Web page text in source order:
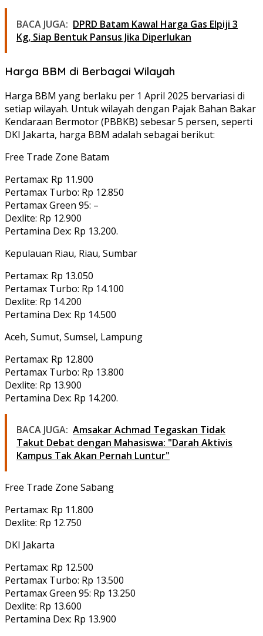
BACA JUGA: DPRD Batam Kawal Harga Gas Elpiji 3
Kg, Siap Bentuk Pansus Jika Diperlukan
Harga BBM di Berbagai Wilayah
Harga BBM yang berlaku per 1 April 2025 bervariasi di
setiap wilayah. Untuk wilayah dengan Pajak Bahan Bakar
Kendaraan Bermotor (PBBKB) sebesar 5 persen, seperti
DKI Jakarta, harga BBM adalah sebagai berikut:
Free Trade Zone Batam
Pertamax: Rp 11.900
Pertamax Turbo: Rp 12.850
Pertamax Green 95: –
Dexlite: Rp 12.900
Pertamina Dex: Rp 13.200.
Kepulauan Riau, Riau, Sumbar
Pertamax: Rp 13.050
Pertamax Turbo: Rp 14.100
Dexlite: Rp 14.200
Pertamina Dex: Rp 14.500
Aceh, Sumut, Sumsel, Lampung
Pertamax: Rp 12.800
Pertamax Turbo: Rp 13.800
Dexlite: Rp 13.900
Pertamina Dex: Rp 14.200.
BACA JUGA: Amsakar Achmad Tegaskan Tidak
Takut Debat dengan Mahasiswa: "Darah Aktivis
Kampus Tak Akan Pernah Luntur"
Free Trade Zone Sabang
Pertamax: Rp 11.800
Dexlite: Rp 12.750
DKI Jakarta
Pertamax: Rp 12.500
Pertamax Turbo: Rp 13.500
Pertamax Green 95: Rp 13.250
Dexlite: Rp 13.600
Pertamina Dex: Rp 13.900